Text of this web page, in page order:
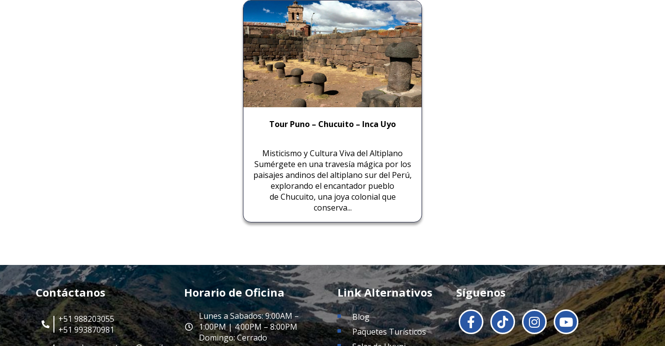
Tour Puno – Chucuito – Inca Uyo
Misticismo y Cultura Viva del Altiplano
Sumérgete en una travesía mágica por los
paisajes andinos del altiplano sur del Perú,
explorando el encantador pueblo
de Chucuito, una joya colonial que
conserva...
Contáctanos
+51 988203055
+51 993870981
Horario de Oficina
Lunes a Sabados: 9:00AM –
1:00PM | 4:00PM – 8:00PM
Domingo: Cerrado
Link Alternativos
Blog
Paquetes Turísticos
Síguenos